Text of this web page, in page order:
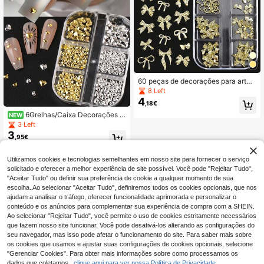
NEW 6Grelhas/Caixa Decorações d
e Unhas em Metal 3D com Coraçã
o, Luxuosos, Dourado e Prata, em F
orma de Coração, Tachas para Arte
onês Fofo, DIY, Dia dos Namorados/
Feriados, Pedras para Unhas para C
asa/Salão
3 Left
3 ,95€
60 peças de decorações para arte
de unhas com laço de strass brilhan
te dourado e prateado, charms 3D d
e liga para unhas, estilo rapariga ap
esanato feito à mão, decoração fof
8 Left
4,18€
Utilizamos cookies e tecnologias semelhantes em nosso site para fornecer o serviço
solicitado e oferecer a melhor experiência de site possível. Você pode "Rejeitar Tudo",
"Aceitar Tudo" ou definir sua preferência de cookie a qualquer momento de sua
escolha. Ao selecionar "Aceitar Tudo", definiremos todos os cookies opcionais, que nos
ajudam a analisar o tráfego, oferecer funcionalidade aprimorada e personalizar o
conteúdo e os anúncios para complementar sua experiência de compra com a SHEIN.
Ao selecionar "Rejeitar Tudo", você permite o uso de cookies estritamente necessários
que fazem nosso site funcionar. Você pode desativá-los alterando as configurações do
seu navegador, mas isso pode afetar o funcionamento do site. Para saber mais sobre
os cookies que usamos e ajustar suas configurações de cookies opcionais, selecione
"Gerenciar Cookies". Para obter mais informações sobre como processamos os